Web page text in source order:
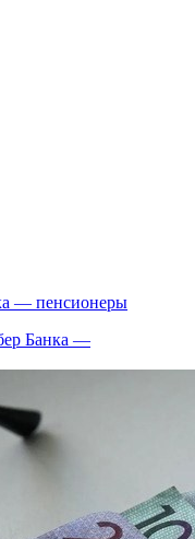
— пенсионеры
Банка —